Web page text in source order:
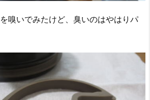
嗅いでみたけど、臭いのはやはりパ